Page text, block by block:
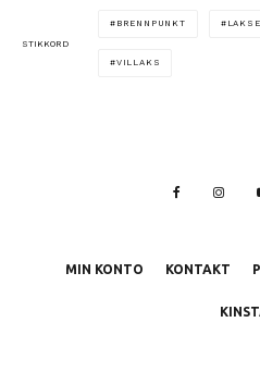
STIKKORD
BRENNPUNKT
VILLAKS
MIN KONTO KONTAKT